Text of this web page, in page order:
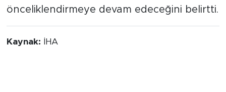
önceliklendirmeye devam edeceğini belirtti.
Kaynak: İHA